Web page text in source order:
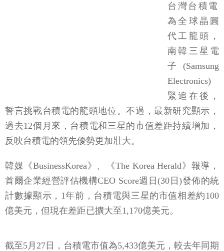
台灣台積電
為全球晶圓
代工龍頭，
南韓三星電
子(Samsung
Electronics)
緊追在後，
誓言挑戰台積電的龍頭地位。不過，最新研究顯示，
過去12個月來，台積電和三星的市值差距持續增加，
反映台積電的領先優勢更加壯大。
韓媒《BusinessKorea》、《The Korea Herald》報導，
首爾企業經營評估機構CEO Score週日(30日)發佈的統
計數據顯示，1年前，台積電與三星的市值相差約100
億美元，但現在差距已擴大至1,170億美元。
截至5月27日，台積電市值為5,433億美元，較去年同期